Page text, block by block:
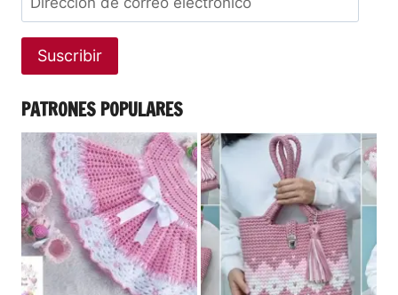
Suscribir
PATRONES POPULARES